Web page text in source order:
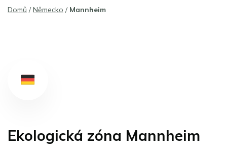
Domů /Německo / Mannheim
Ekologická zóna Mannheim